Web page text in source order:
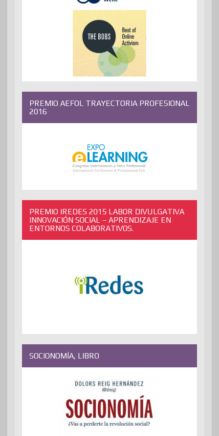
PREMIO AEFOL TRAYECTORIA PROFESIONAL
2016
PREMIO IREDES 2015 LABOR DIVULGATIVA
INNOVACIÓN SOCIAL – APRENDIZAJE EN
ENTORNOS COLABORATIVOS.
SOCIONOMÍA, LIBRO